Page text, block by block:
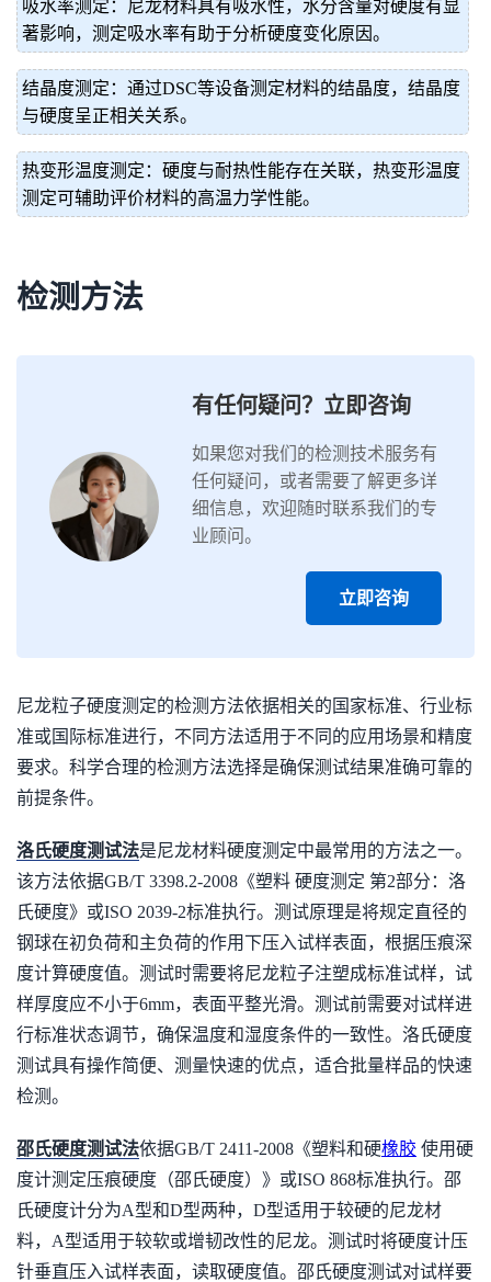
吸水率测定：尼龙材料具有吸水性，水分含量对硬度有显
著影响，测定吸水率有助于分析硬度变化原因。
结晶度测定：通过DSC等设备测定材料的结晶度，结晶度
与硬度呈正相关关系。
热变形温度测定：硬度与耐热性能存在关联，热变形温度
测定可辅助评价材料的高温力学性能。
检测方法
有任何疑问？立即咨询
如果您对我们的检测技术服务有
任何疑问，或者需要了解更多详
细信息，欢迎随时联系我们的专
业顾问。
立即咨询
尼龙粒子硬度测定的检测方法依据相关的国家标准、行业标
准或国际标准进行，不同方法适用于不同的应用场景和精度
要求。科学合理的检测方法选择是确保测试结果准确可靠的
前提条件。
洛氏硬度测试法是尼龙材料硬度测定中最常用的方法之一。
该方法依据GB/T 3398.2-2008《塑料 硬度测定 第2部分：洛
氏硬度》或ISO 2039-2标准执行。测试原理是将规定直径的
钢球在初负荷和主负荷的作用下压入试样表面，根据压痕深
度计算硬度值。测试时需要将尼龙粒子注塑成标准试样，试
样厚度应不小于6mm，表面平整光滑。测试前需要对试样进
行标准状态调节，确保温度和湿度条件的一致性。洛氏硬度
测试具有操作简便、测量快速的优点，适合批量样品的快速
检测。
邵氏硬度测试法依据GB/T 2411-2008《塑料和硬橡胶 使用硬
度计测定压痕硬度（邵氏硬度）》或ISO 868标准执行。邵
氏硬度计分为A型和D型两种，D型适用于较硬的尼龙材
料，A型适用于较软或增韧改性的尼龙。测试时将硬度计压
针垂直压入试样表面，读取硬度值。邵氏硬度测试对试样要